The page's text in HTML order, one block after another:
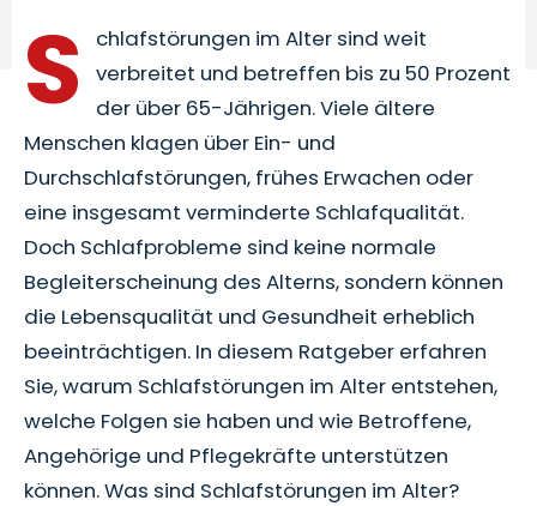
S
chlafstörungen im Alter sind weit
verbreitet und betreffen bis zu 50 Prozent
der über 65-Jährigen. Viele ältere
Menschen klagen über Ein- und
Durchschlafstörungen, frühes Erwachen oder
eine insgesamt verminderte Schlafqualität.
Doch Schlafprobleme sind keine normale
Begleiterscheinung des Alterns, sondern können
die Lebensqualität und Gesundheit erheblich
beeinträchtigen. In diesem Ratgeber erfahren
Sie, warum Schlafstörungen im Alter entstehen,
welche Folgen sie haben und wie Betroffene,
Angehörige und Pflegekräfte unterstützen
können. Was sind Schlafstörungen im Alter?